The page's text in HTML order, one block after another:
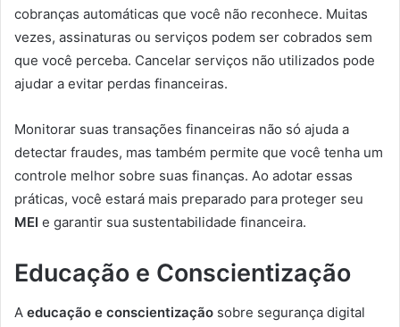
cobranças automáticas que você não reconhece. Muitas
vezes, assinaturas ou serviços podem ser cobrados sem
que você perceba. Cancelar serviços não utilizados pode
ajudar a evitar perdas financeiras.
Monitorar suas transações financeiras não só ajuda a
detectar fraudes, mas também permite que você tenha um
controle melhor sobre suas finanças. Ao adotar essas
práticas, você estará mais preparado para proteger seu
MEI e garantir sua sustentabilidade financeira.
Educação e Conscientização
A educação e conscientização sobre segurança digital